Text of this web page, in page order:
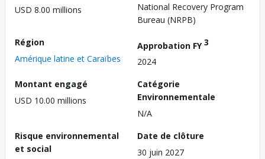
USD 8.00 millions
National Recovery Program
Bureau (NRPB)
Région
Amérique latine et Caraïbes
Approbation FY3
2024
Montant engagé
USD 10.00 millions
Catégorie
Environnementale
N/A
Risque environnemental
et social
Date de clôture
30 juin 2027